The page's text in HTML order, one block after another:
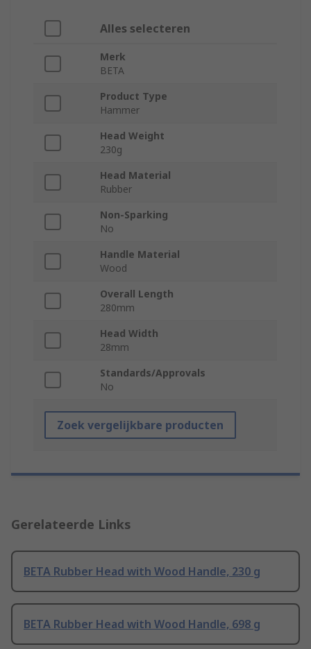
Alles selecteren
Merk
BETA
Product Type
Hammer
Head Weight
230g
Head Material
Rubber
Non-Sparking
No
Handle Material
Wood
Overall Length
280mm
Head Width
28mm
Standards/Approvals
No
Zoek vergelijkbare producten
Gerelateerde Links
BETA Rubber Head with Wood Handle, 230 g
BETA Rubber Head with Wood Handle, 698 g